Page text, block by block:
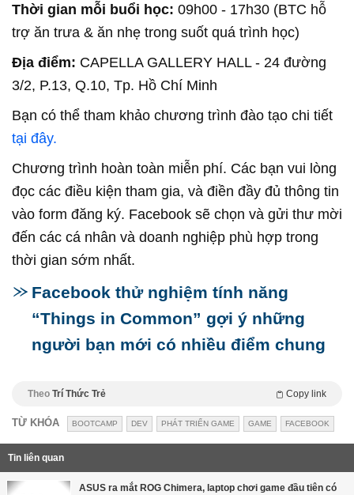
Thời gian mỗi buổi học: 09h00 - 17h30 (BTC hỗ
trợ ăn trưa & ăn nhẹ trong suốt quá trình học)
Địa điểm: CAPELLA GALLERY HALL - 24 đường
3/2, P.13, Q.10, Tp. Hồ Chí Minh
Bạn có thể tham khảo chương trình đào tạo chi tiết
tại đây.
Chương trình hoàn toàn miễn phí. Các bạn vui lòng
đọc các điều kiện tham gia, và điền đầy đủ thông tin
vào form đăng ký. Facebook sẽ chọn và gửi thư mời
đến các cá nhân và doanh nghiệp phù hợp trong
thời gian sớm nhất.
Facebook thử nghiệm tính năng
“Things in Common” gợi ý những
người bạn mới có nhiều điểm chung
Theo Trí Thức Trẻ Copy link
TỪ KHÓA BOOTCAMP DEV PHÁT TRIỂN GAME GAME FACEBOOK
Tin liên quan
ASUS ra mắt ROG Chimera, laptop chơi game đầu tiên có